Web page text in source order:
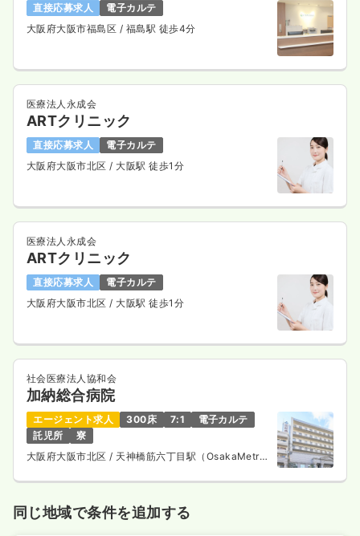
給与 21.1万円〜/月 賞与2回
※経験4年の例
日祝休み
年間休日120日 4週8休以上
ブランク可
月給23万円以上可
気になる
直接応募求人
電子カルテ
大阪府大阪市福島区 / 福島駅 徒歩4分
医療法人永成会
ARTクリニック
直接応募求人
電子カルテ
大阪府大阪市北区/ 大阪駅 徒歩1分
医療法人永成会
ARTクリニック
直接応募求人
電子カルテ
大阪府大阪市北区/ 大阪駅 徒歩1分
社会医療法人協和会
加納総合病院
エージェント求人 300床 7:1
電子カルテ
託児所
寮
大阪府大阪市北区/ 天神橋筋六丁目駅（OsakaMetro
同じ地域で条件を追加する